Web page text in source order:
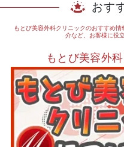
おす
もとび美容外科クリニックのおすすめ
介など、お客様に役
もとび美容外